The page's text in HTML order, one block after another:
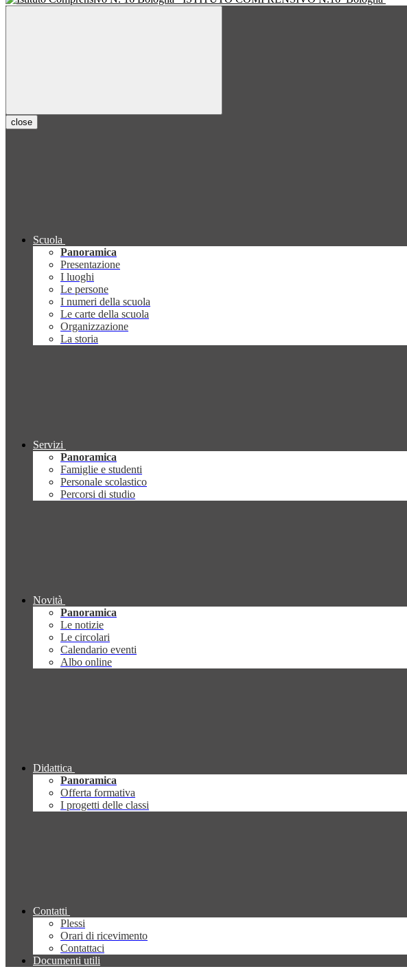
close
Scuola
Panoramica
Presentazione
I luoghi
Le persone
I numeri della scuola
Le carte della scuola
Organizzazione
La storia
Servizi
Panoramica
Famiglie e studenti
Personale scolastico
Percorsi di studio
Novità
Panoramica
Le notizie
Le circolari
Calendario eventi
Albo online
Didattica
Panoramica
Offerta formativa
I progetti delle classi
Contatti
Plessi
Orari di ricevimento
Contattaci
Documenti utili